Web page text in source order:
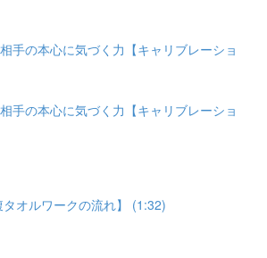
手の本心に気づく力【キャリブレーショ
手の本心に気づく力【キャリブレーショ
オルワークの流れ】 (1:32)